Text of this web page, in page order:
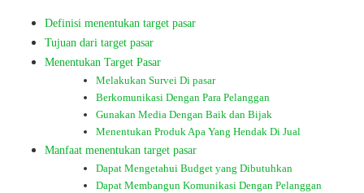
Definisi menentukan target pasar
Tujuan dari target pasar
Menentukan Target Pasar
Melakukan Survei Di pasar
Berkomunikasi Dengan Para Pelanggan
Gunakan Media Dengan Baik dan Bijak
Menentukan Produk Apa Yang Hendak Di Jual
Manfaat menentukan target pasar
Dapat Mengetahui Budget yang Dibutuhkan
Dapat Membangun Komunikasi Dengan Pelanggan